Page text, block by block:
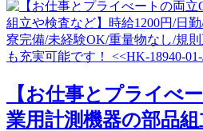
【お仕事とプライべ
業用計測機器の部品組